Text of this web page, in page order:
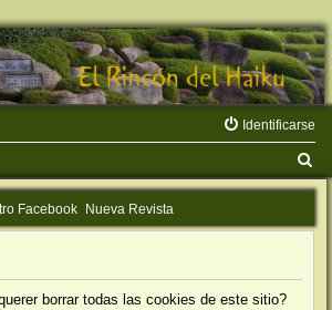
Identificarse
u
Facebook Nueva Revista
borrar todas las cookies de este sitio?